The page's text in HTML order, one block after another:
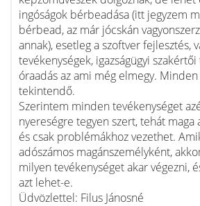
ingóságok bérbeadása (itt jegyzem
bérbead, az már jócskán
annak), esetleg a szoftver fejlesztés,
tevékenységek, igazságügyi
óraadás az ami még elmegy.
tekintendő.
Szerintem minden tevékenységet
nyereségre tegyen szert, tehát
és csak problémákhoz vezethet.
adószámos magánszemélyként,
milyen tevékenységet akar végezni,
azt lehet-e.
Üdvözlettel: Filus Jánosné